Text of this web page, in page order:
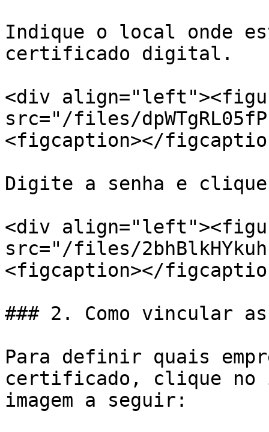
Indique o local onde
certificado digital.
<div
src="/files/
<figcaption></
Digite a senha e
<div
src="/files/
<figcaption></
### 2. Como vincular
Para definir quais
certificado, clique no
imagem a seguir: